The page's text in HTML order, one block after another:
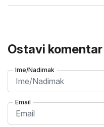
Ostavi komentar
Ime/Nadimak
Email